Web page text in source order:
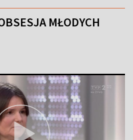
MŁODYCH